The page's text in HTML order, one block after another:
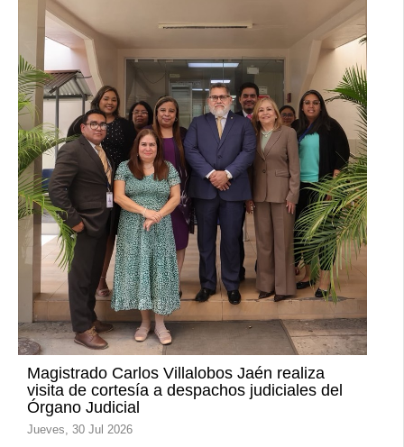
Magistrado Carlos Villalobos Jaén realiza
visita de cortesía a despachos judiciales del
Órgano Judicial
Jueves, 30 Jul 2026